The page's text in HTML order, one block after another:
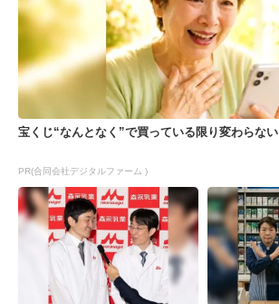
宝くじ“なんとなく”で買っている限り変わらない
PR(合同会社デジタルファーム )